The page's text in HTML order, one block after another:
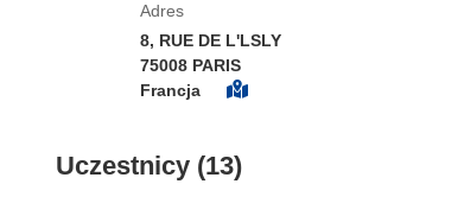
Adres
8, RUE DE L'LSLY
75008 PARIS
Francja
Uczestnicy (13)